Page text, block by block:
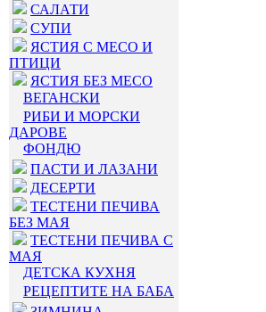
САЛАТИ
СУПИ
ЯСТИЯ С МЕСО И
ПТИЦИ
ЯСТИЯ БЕЗ МЕСО
ВЕГАНСКИ
РИБИ И МОРСКИ
ДАРОВЕ
ФОНДЮ
ПАСТИ И ЛАЗАНИ
ДЕСЕРТИ
ТЕСТЕНИ ПЕЧИВА
БЕЗ МАЯ
ТЕСТЕНИ ПЕЧИВА С
МАЯ
ДЕТСКА КУХНЯ
РЕЦЕПТИТЕ НА БАБА